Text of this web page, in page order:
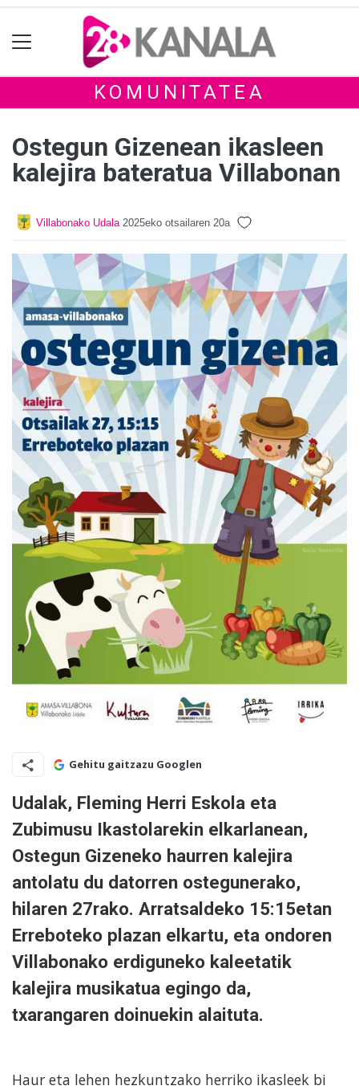
KOMUNITATEA
Ostegun Gizenean ikasleen
kalejira bateratua Villabonan
Villabonako Udala 2025eko otsailaren 20a
Gehitu gaitzazu Googlen
Udalak, Fleming Herri Eskola eta
Zubimusu Ikastolarekin elkarlanean,
Ostegun Gizeneko haurren kalejira
antolatu du datorren ostegunerako,
hilaren 27rako. Arratsaldeko 15:15etan
Erreboteko plazan elkartu, eta ondoren
Villabonako erdiguneko kaleetatik
kalejira musikatua egingo da,
txarangaren doinuekin alaituta.
Haur eta lehen hezkuntzako herriko ikasleek bi